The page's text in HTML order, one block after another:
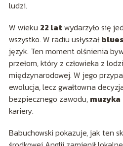
ludzi.
W wieku 22 lat wydarzyło się
wszystko. W radiu usłyszałblues
język. Ten moment olśnienia
przełom, który z człowieka z
międzynarodowej. W jego
ewolucja, lecz gwałtowna
bezpiecznego zawodu, muzyka
kariery.
Babuchowski pokazuje, jak ten